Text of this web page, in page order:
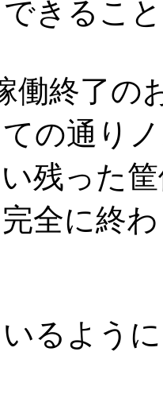
きるこ
働終了の
の通り
残った
全に終
いるよう